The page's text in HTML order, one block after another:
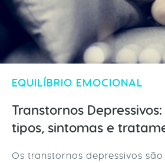
EQUILÍBRIO EMOCIONAL
Transtornos
tipos, sintomas e
Os transtornos depressivos